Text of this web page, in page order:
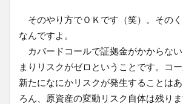
そのやり方でＯＫです（笑）。その
なんですよ。
カバードコールで証拠金がかからな
まりリスクがゼロということです。コ
新たになにかリスクが発生することは
ろん、原資産の変動リスク自体は残りま